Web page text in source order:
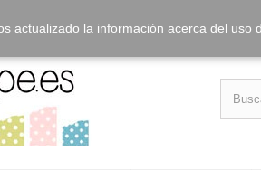
actualizado la información acerca del uso